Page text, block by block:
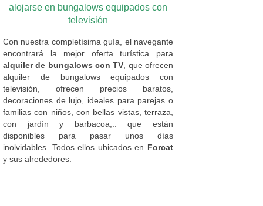
alojarse en bungalows equipados con
televisión
Con nuestra completísima guía, el navegante
encontrará la mejor oferta turística para
alquiler de bungalows con TV , que ofrecen
alquiler de bungalows equipados con
televisión, ofrecen precios baratos,
decoraciones de lujo, ideales para parejas o
familias con niños, con bellas vistas, terraza,
con jardín y barbacoa,.. que están
disponibles para pasar unos días
inolvidables. Todos ellos ubicados en Forcat
y sus alrededores.